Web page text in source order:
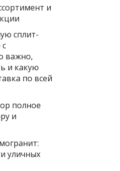
и
сплит-
важно,
и какую
по всей
полное
и
уличных